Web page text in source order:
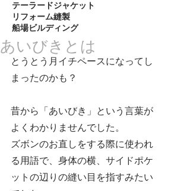
テーラードジャケット
リフォーム縫製
船場ビルディング
あいびきとは
とうとう月イチペースになってし
まったのかも？
昔から「あいびき」という言葉が
よくわかりませんでした。
ズボンのお直しをする際に使われ
る用語で、身体の横、サイドポケ
ットの辺りの縫い目を指すみたい